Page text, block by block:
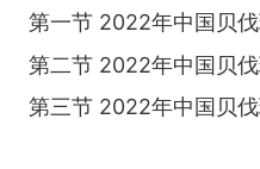
第一节 2022年中国贝
第二节 2022年中国贝
第三节 2022年中国贝